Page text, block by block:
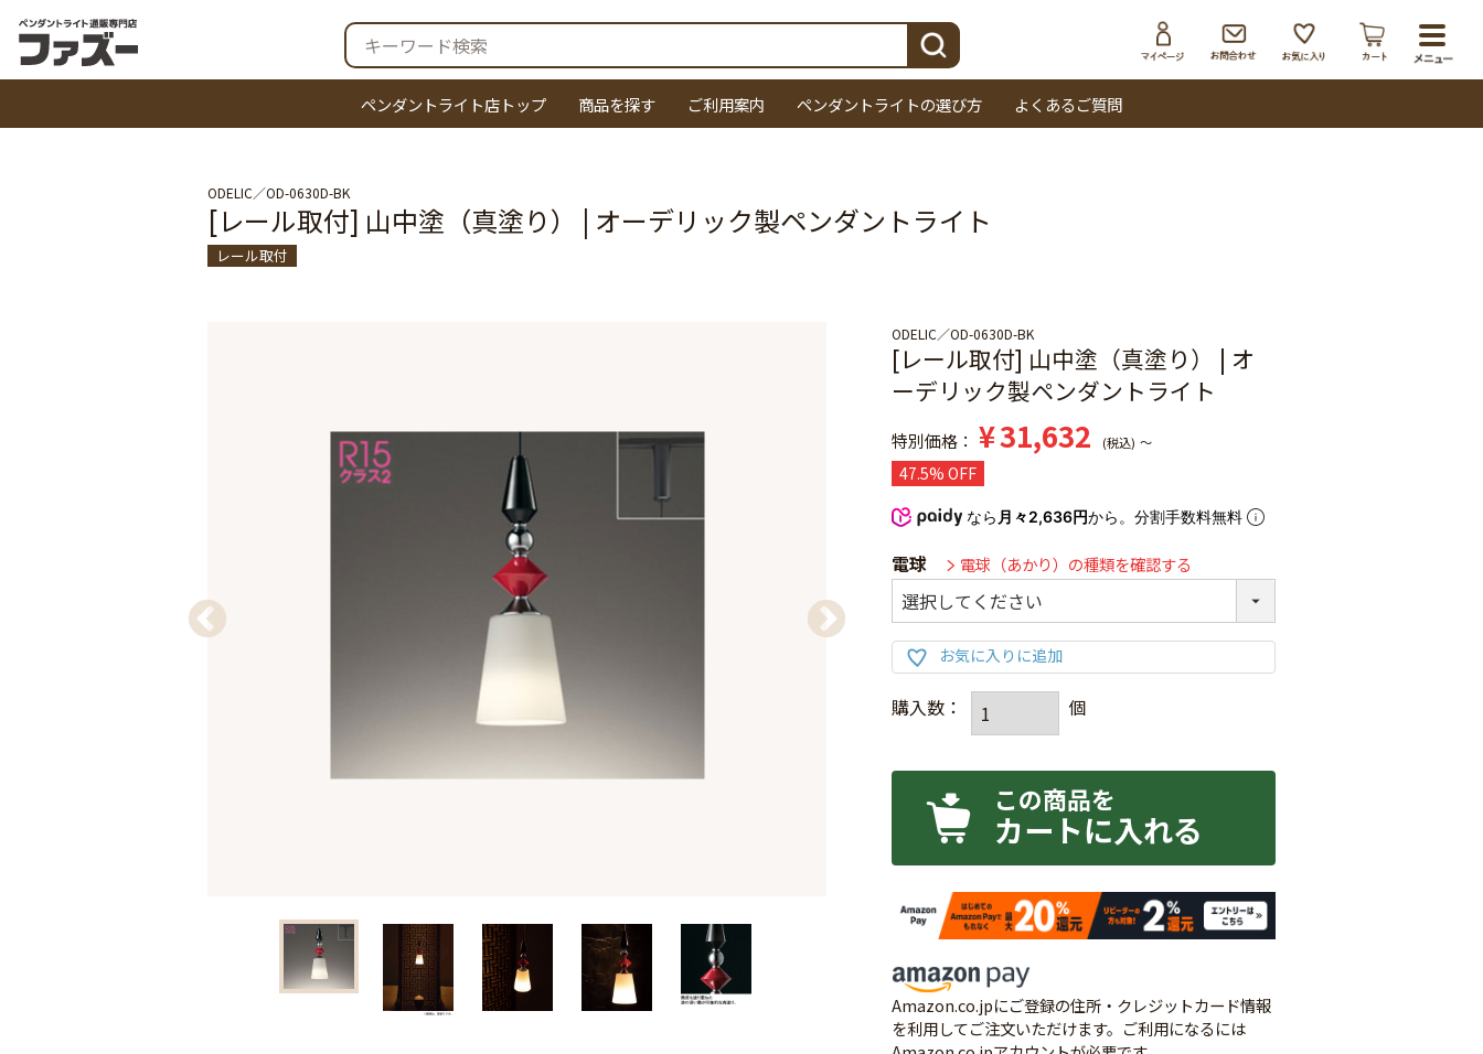
検索
ペンダントライト店トップ 商品を探す ご利用案内 ペンダントライトの選び方 よくあるご質問
ODELIC OD-0630D-BK
[レール取付] 山中塗（真塗り） | オーデリック製ペンダントライト
レール取付
ODELIC OD-0630D-BK
[レール取付] 山中塗（真塗り） | オ
ーデリック製ペンダントライト
特別価格 ¥31,632 税込 〜
47.5% OFF
なら 月々2,636円から。分割手数料無料
電球 電球（あかり）の種類を確認する
カートに入れる
Amazon.co.jpにご登録の住所・クレジットカード情報
を利用してご注文いただけます。ご利用になるには